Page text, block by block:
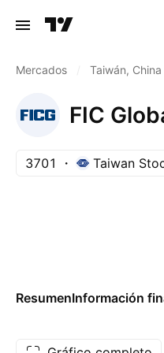
Mercados Taiwán, China
FIC
3701 Taiwan
ResumenInformación